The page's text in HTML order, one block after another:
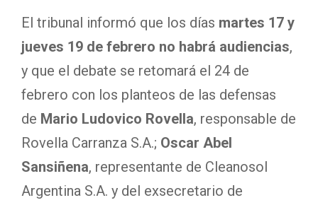
El tribunal informó que los días martes 17 y
jueves 19 de febrero no habrá audiencias,
y que el debate se retomará el 24 de
febrero con los planteos de las defensas
de Mario Ludovico Rovella, responsable de
Rovella Carranza S.A.; Oscar Abel
Sansiñena, representante de Cleanosol
Argentina S.A. y del exsecretario de